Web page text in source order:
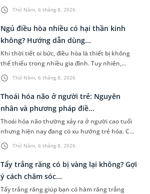
Thứ Năm, 6 tháng 8, 2026
lo lắng. Tuy nhiên, không phải ai cũng biết đo
nhiệt độ ở nách bao...
Thứ Năm, 6 tháng 8, 2026
Ngủ điều hòa nhiều có hại thần kinh
không? Hướng dẫn dùng...
Khi thời tiết oi bức, điều hòa là thiết bị không
thể thiếu trong nhiều gia đình. Tuy nhiên,
nhiều người lo ngại rằng việc ngủ trong phòng
điều hòa mỗi đêm có...
Thứ Năm, 6 tháng 8, 2026
Thoái hóa não ở người trẻ: Nguyên
nhân và phương pháp điề...
Thoái hóa não thường xảy ra ở người cao tuổi
nhưng hiện nay đang có xu hướng trẻ hóa. Các
yếu tố như căng thẳng kéo dài, lối sống thiếu
lành mạnh, bệnh lý th...
Tẩy trắng răng có bị vàng lại không? Gợi
ý cách chăm sóc...
Tẩy trắng răng giúp bạn có hàm răng trắng